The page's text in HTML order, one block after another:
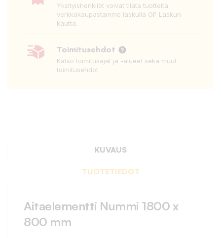
Yksityishenkilöt voivat tilata tuotteita
verkkokaupastamme laskulla OP Laskun
kautta.
Toimitusehdot
Katso toimitusajat ja -alueet sekä muut
toimitusehdot.
KUVAUS
TUOTETIEDOT
Aitaelementti Nummi 1800 x
800 mm